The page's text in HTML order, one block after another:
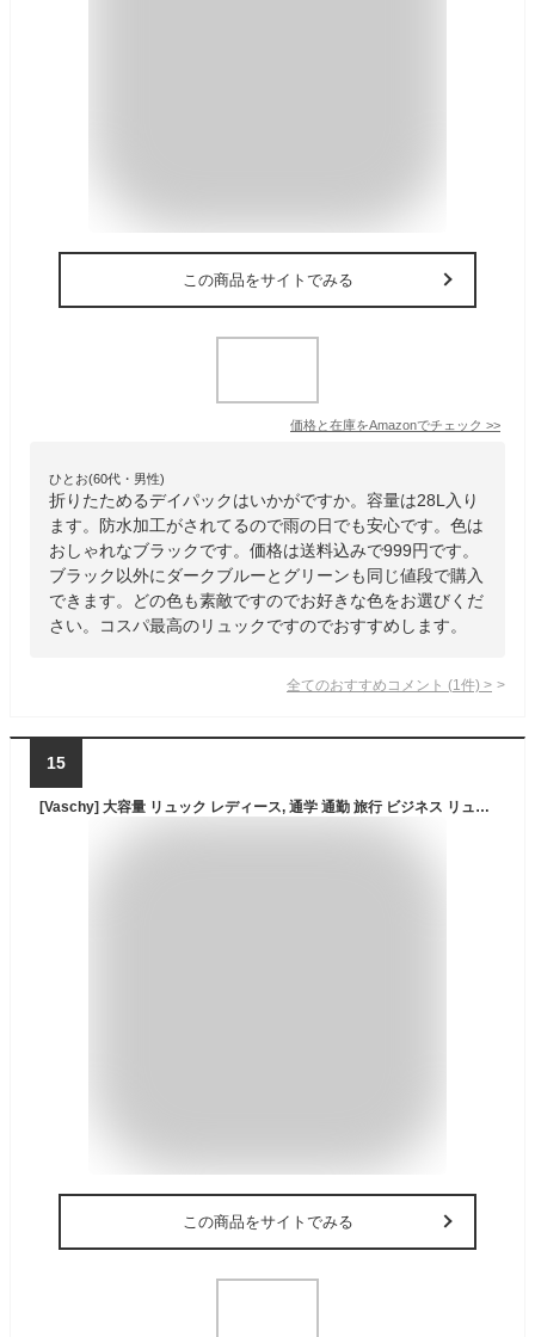
この商品をサイトでみる
価格と在庫をAmazonでチェック >>
ひとお(60代・男性)
折りたためるデイパックはいかがですか。容量は28L入り
ます。防水加工がされてるので雨の日でも安心です。色は
おしゃれなブラックです。価格は送料込みで999円です。
ブラック以外にダークブルーとグリーンも同じ値段で購入
できます。どの色も素敵ですのでお好きな色をお選びくだ
さい。コスパ最高のリュックですのでおすすめします。
全てのおすすめコメント (1 件) >
15
[Vaschy] 大容量 リュック レディース, 通学 通勤 旅行 ビジネス リュックサック 30L 15.6インチPCに対応 高校生 スクエア型 防水 軽量 バックパック レッド
この商品をサイトでみる